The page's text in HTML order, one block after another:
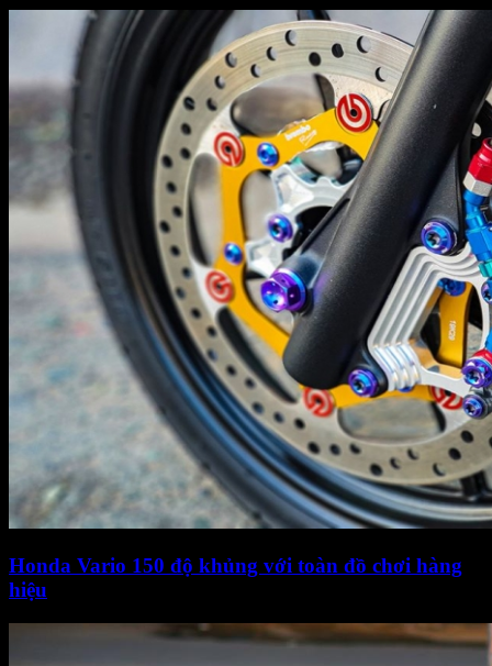
Honda Vario 150 độ khủng với toàn đồ chơi hàng
hiệu